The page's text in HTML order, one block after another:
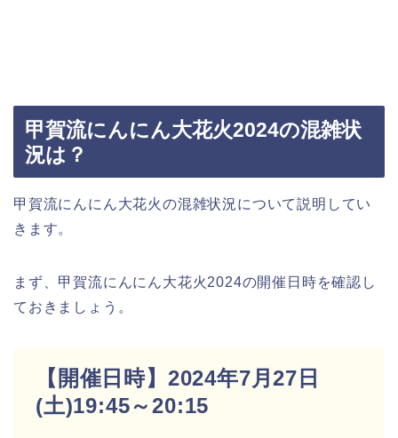
甲賀流にんにん大花火2024の混雑状
況は？
甲賀流にんにん大花火の混雑状況について説明してい
きます。
まず、甲賀流にんにん大花火2024の開催日時を確認し
ておきましょう。
【開催日時】2024年7月27日
(土)19:45～20:15